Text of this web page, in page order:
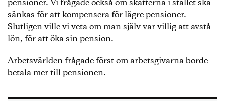
pensioner. Vi frågade också om skatterna i stället ska
sänkas för att kompensera för lägre pensioner.
Slutligen ville vi veta om man själv var villig att avstå
lön, för att öka sin pension.
Arbetsvärlden frågade först om arbetsgivarna borde
betala mer till pensionen.